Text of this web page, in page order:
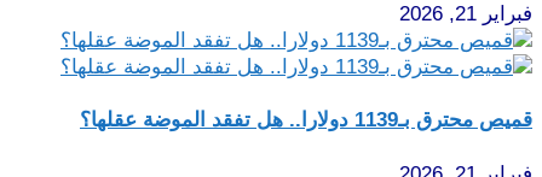
فبراير 21, 2026
قميص محترق بـ1139 دولارا.. هل تفقد الموضة عقلها؟